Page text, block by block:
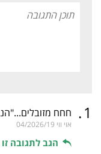
1
. חחח
אוי ווי 04/2026/19
הגב לתגובה זו